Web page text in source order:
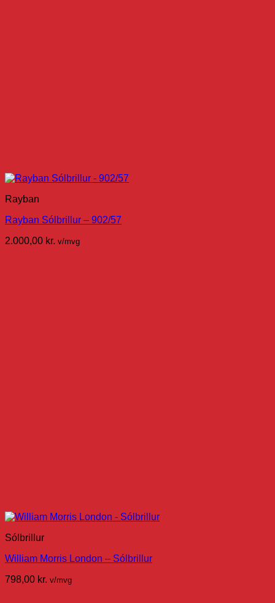
Rayban
Rayban Sólbrillur – 902/57
2.000,00 kr. v/mvg
Sólbrillur
William Morris London – Sólbrillur
798,00 kr. v/mvg